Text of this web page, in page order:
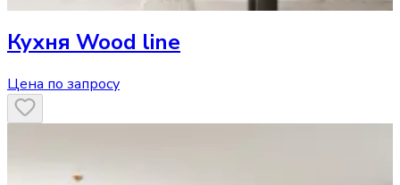
Кухня Wood line
Цена по запросу